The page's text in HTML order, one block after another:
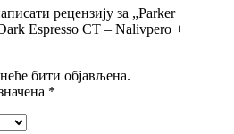
рецензију за „Parker
Espresso CT – Nalivpero +
бити објављена.
*